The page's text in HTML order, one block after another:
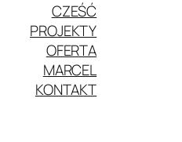
CZEŚĆ
PROJEKTY
OFERTA
MARCEL
KONTAKT